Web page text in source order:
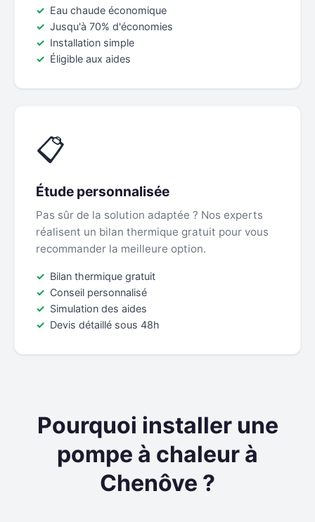
Eau chaude économique
Jusqu'à 70% d'économies
Installation simple
Éligible aux aides
📋
Étude personnalisée
Pas sûr de la solution adaptée ? Nos experts
réalisent un bilan thermique gratuit pour vous
recommander la meilleure option.
Bilan thermique gratuit
Conseil personnalisé
Simulation des aides
Devis détaillé sous 48h
Pourquoi installer une
pompe à chaleur à
Chenôve ?